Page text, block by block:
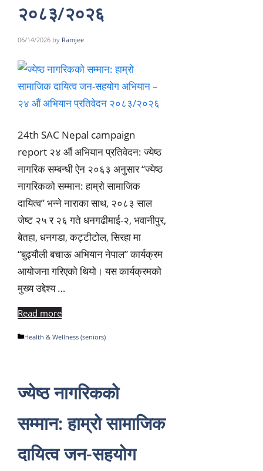
२०८३/२०२६
06/14/2026 by Ramjee
24th SAC Nepal campaign
report २४ औं अभियान प्रतिवेदन: ज्येष्ठ
नागरिक सम्बन्धी ऐन २०६३ अनुसार “ज्येष्ठ
नागरिकको सम्मान: हाम्रो सामाजिक
दायित्व” भन्ने नाराका साथ, २०८३ साल
जेष्ट २५ र २६ गते धनगढीमाई-२, भवानीपुर,
बेतहा, धनगडा, कट्टीटोल, सिरहा मा
“बुढ्यौली बचाऊ अभियान नेपाल” कार्यक्रम
आयोजना गरिएको थियो। यस कार्यक्रमको
मुख्य उद्देश्य …
Read more
Categories
Health & Wellness (seniors)
ज्येष्ठ नागरिकको
सम्मान: हाम्रो सामाजिक
दायित्व जन-सहयोग